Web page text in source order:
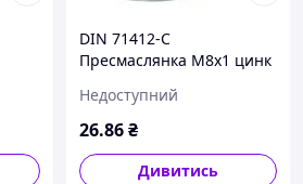
DIN 71412-С
Пресмаслянка М8х1 цинк
Недоступний
26.86₴
Дивитись